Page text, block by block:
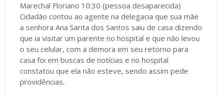
Marechal Floriano 10:30 (pessoa desaparecida)
Cidadão contou ao agente na delegacia que sua mãe
a senhora Ana Sarita dos Santos saiu de casa dizendo
que ia visitar um parente no hospital e que não levou
o seu celular, com a demora em seu retorno para
casa foi em buscas de notícias e no hospital
constatou que ela não esteve, sendo assim pede
providências.